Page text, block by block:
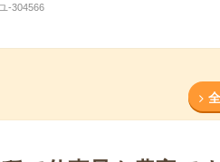
-304566
全